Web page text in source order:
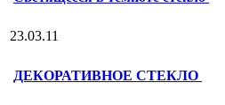
23.03.11
ДЕКОРАТИВНОЕ СТЕКЛО